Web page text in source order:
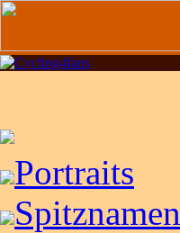
Portraits
Spitznamen